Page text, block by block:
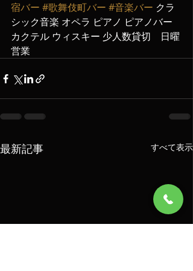
宿バー #歌舞伎町バー #音楽バー クラ
シック音楽 オペラ ピアノ ピアノバー
カクテル ウィスキー 少人数貸切　日曜
営業
最新記事 すべて表示